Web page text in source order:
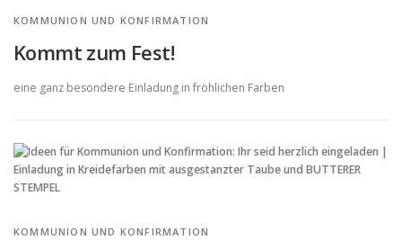
KOMMUNION UND KONFIRMATION
Kommt zum Fest!
eine ganz besondere Einladung in fröhlichen Farben
KOMMUNION UND KONFIRMATION